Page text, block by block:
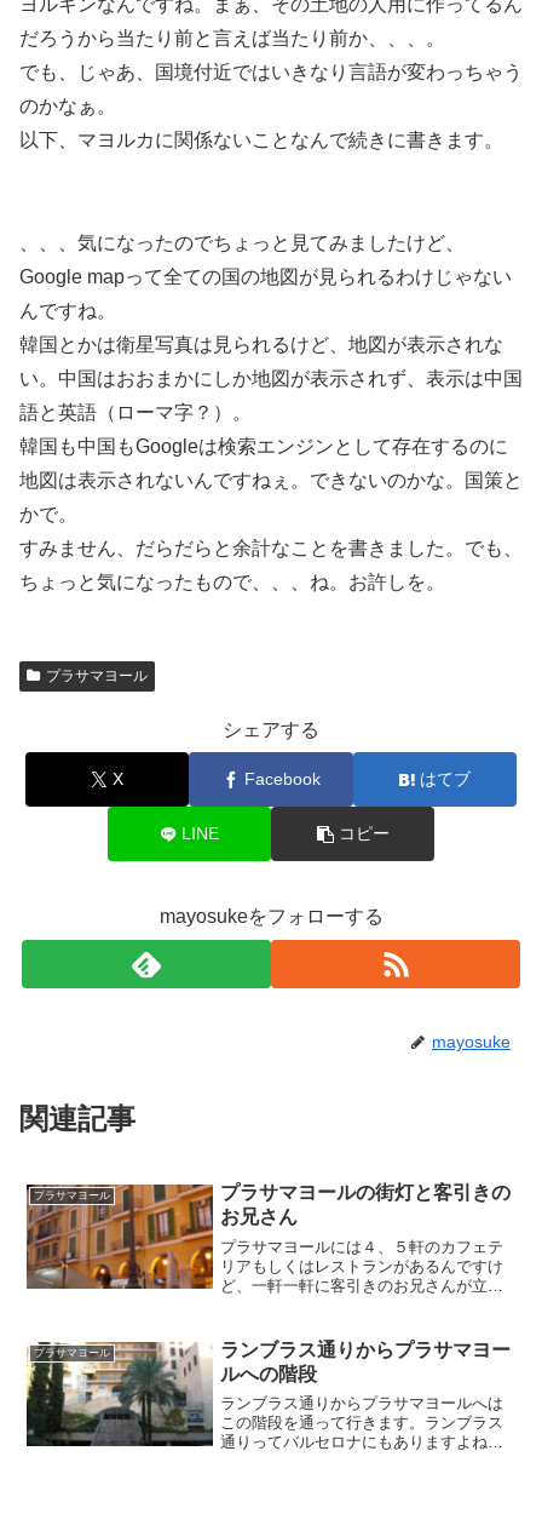
だろうから当たり前と言えば当たり前か、、、。
でも、じゃあ、国境付近ではいきなり言語が変わっちゃう
のかなぁ。
以下、マヨルカに関係ないことなんで続きに書きます。
、、、気になったのでちょっと見てみましたけど、
Google mapって全ての国の地図が見られるわけじゃない
んですね。
韓国とかは衛星写真は見られるけど、地図が表示されな
い。中国はおおまかにしか地図が表示されず、表示は中国
語と英語（ローマ字？）。
韓国も中国もGoogleは検索エンジンとして存在するのに
地図は表示されないんですねぇ。できないのかな。国策と
かで。
すみません、だらだらと余計なことを書きました。でも、
ちょっと気になったもので、、、ね。お許しを。
プラサマヨール
シェアする
X Facebook はてブ
LINE コピー
mayosukeをフォローする
mayosuke
関連記事
プラサマヨール
プラサマヨールの街灯と客引きの
お兄さん
プラサマヨールには４、５軒のカフェテ
リアもしくはレストランがあるんですけ
ど、一軒一軒に客引きのお兄さんが立っ
す。お隣の店はちょっとだけ奥まったと
ころにあるんですが、それ...
プラサマヨール
ランブラス通りからプラサマヨー
ルへの階段
ランブラス通りからプラサマヨールへは
この階段を通って行きます。ランブラス
通りってバルセロナにもありますよね。